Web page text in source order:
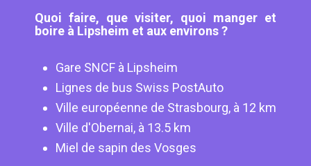
Quoi faire, que visiter, quoi manger et
boire à Lipsheim et aux environs ?
Gare SNCF à Lipsheim
Lignes de bus Swiss PostAuto
Ville européenne de Strasbourg, à 12 km
Ville d'Obernai, à 13.5 km
Miel de sapin des Vosges